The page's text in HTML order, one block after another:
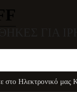
στο Ηλεκτρονικό μας